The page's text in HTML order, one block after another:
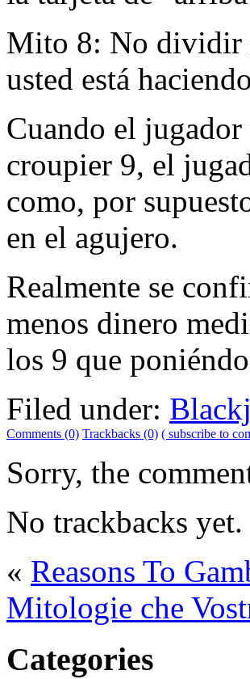
Mito 8: No dividir
usted está
Cuando el
croupier 9, el
como, por
en el agujero.
Realmente se
menos dinero
los 9 que
Filed under:
Comments (0) Trackbacks (0) ( subscribe to
Sorry, the
No trackbacks yet.
« Reasons To
Mitologie che
Categories